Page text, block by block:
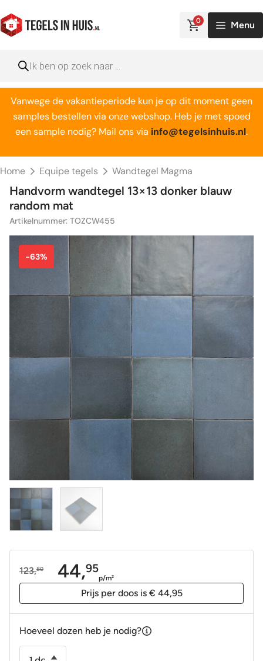
naar
de
0 Menu
zoeken
Vanwege de vakantieperiode kun je op dit moment geen
samples bestellen via onze webshop. Heb je met spoed
een sample nodig? Mail ons via info@tegelsinhuis.nl.
Home Equipe tegels Wandtegel Magma
Handvorm wandtegel 13×13 donker blauw
random mat
Artikelnummer: TOZCW455
-63%
123,80
Oorspronkelijke
44,95
Huidige
p/m2
Prijs per doos is € 44,95
Hoeveel dozen heb je nodig?